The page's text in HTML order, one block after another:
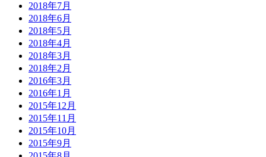
2018年7月
2018年6月
2018年5月
2018年4月
2018年3月
2018年2月
2016年3月
2016年1月
2015年12月
2015年11月
2015年10月
2015年9月